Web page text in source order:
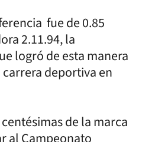
fue de 0.85
2.11.94, la
logró de esta manera
deportiva en
de la marca